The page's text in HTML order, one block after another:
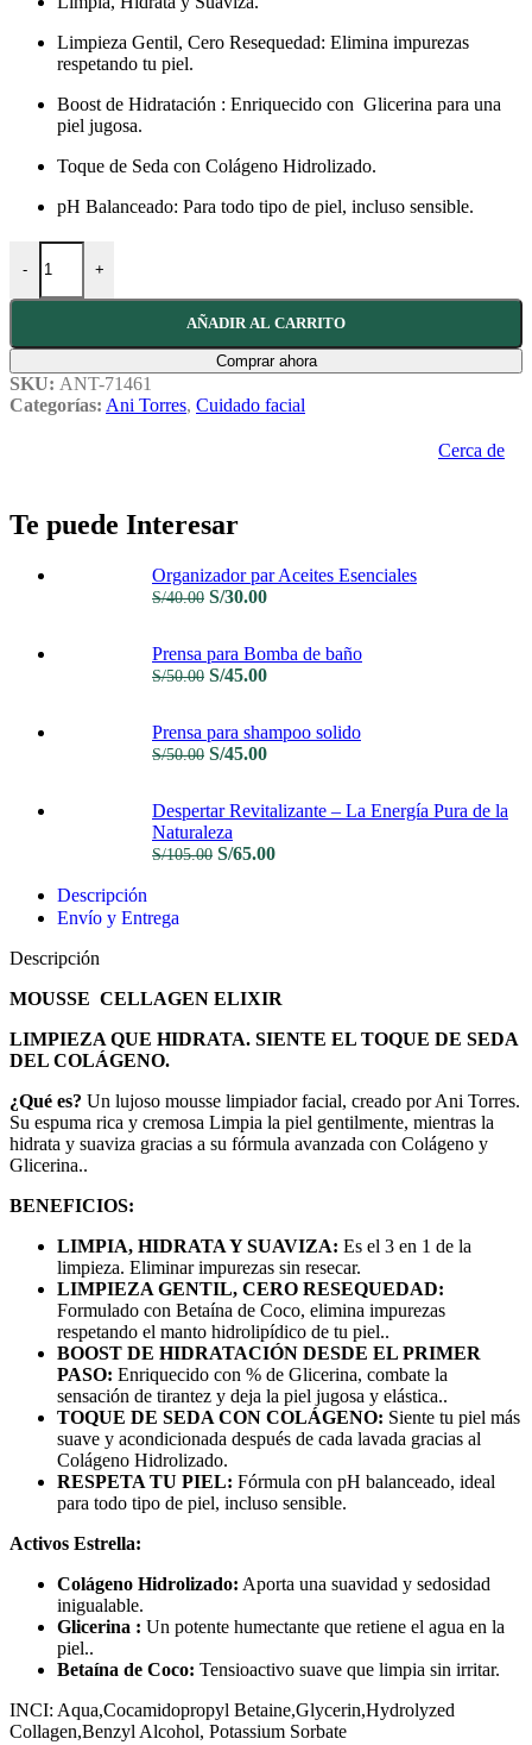
Limpieza Gentil, Cero Resequedad: Elimina impurezas
respetando tu piel.
Boost de Hidratación : Enriquecido con Glicerina para una
piel jugosa.
Toque de Seda con Colágeno Hidrolizado.
pH Balanceado: Para todo tipo de piel, incluso sensible.
-
Mousse Cellagen Elixir (110 gr) cantidad
+
AÑADIR AL CARRITO
Comprar ahora
SKU: ANT-71461
Categorías: Ani Torres, Cuidado facial
Cerca de
Te puede Interesar
Organizador par Aceites Esenciales
S/40.00 El
era:
S/40.00.
S/30.00El
es:
S/30.00.
Prensa para Bomba de baño
S/50.00 El
era:
S/50.00.
S/45.00El
es:
S/45.00.
Prensa para shampoo solido
S/50.00 El
era:
S/50.00.
S/45.00El
es:
Despertar Revitalizante – La Energía Pura de la
Naturaleza
S/105.00 El
S/65.00El
Descripción
Envío y Entrega
Descripción
MOUSSE CELLAGEN ELIXIR
LIMPIEZA QUE HIDRATA. SIENTE EL TOQUE DE SEDA
DEL COLÁGENO.
¿Qué es? Un lujoso mousse limpiador facial, creado por Ani Torres.
Su espuma rica y cremosa Limpia la piel gentilmente, mientras la
hidrata y suaviza gracias a su fórmula avanzada con Colágeno y
Glicerina..
BENEFICIOS:
LIMPIA, HIDRATA Y SUAVIZA: Es el 3 en 1 de la
limpieza. Eliminar impurezas sin resecar.
LIMPIEZA GENTIL, CERO RESEQUEDAD:
Formulado con Betaína de Coco, elimina impurezas
respetando el manto hidrolipídico de tu piel..
BOOST DE HIDRATACIÓN DESDE EL PRIMER
PASO: Enriquecido con % de Glicerina, combate la
sensación de tirantez y deja la piel jugosa y elástica..
TOQUE DE SEDA CON COLÁGENO: Siente tu piel más
suave y acondicionada después de cada lavada gracias al
Colágeno Hidrolizado.
RESPETA TU PIEL: Fórmula con pH balanceado, ideal
para todo tipo de piel, incluso sensible.
Activos Estrella:
Colágeno Hidrolizado: Aporta una suavidad y sedosidad
inigualable.
Glicerina : Un potente humectante que retiene el agua en la
piel..
Betaína de Coco: Tensioactivo suave que limpia sin irritar.
INCI: Aqua,Cocamidopropyl Betaine,Glycerin,Hydrolyzed
Collagen,Benzyl Alcohol, Potassium Sorbate